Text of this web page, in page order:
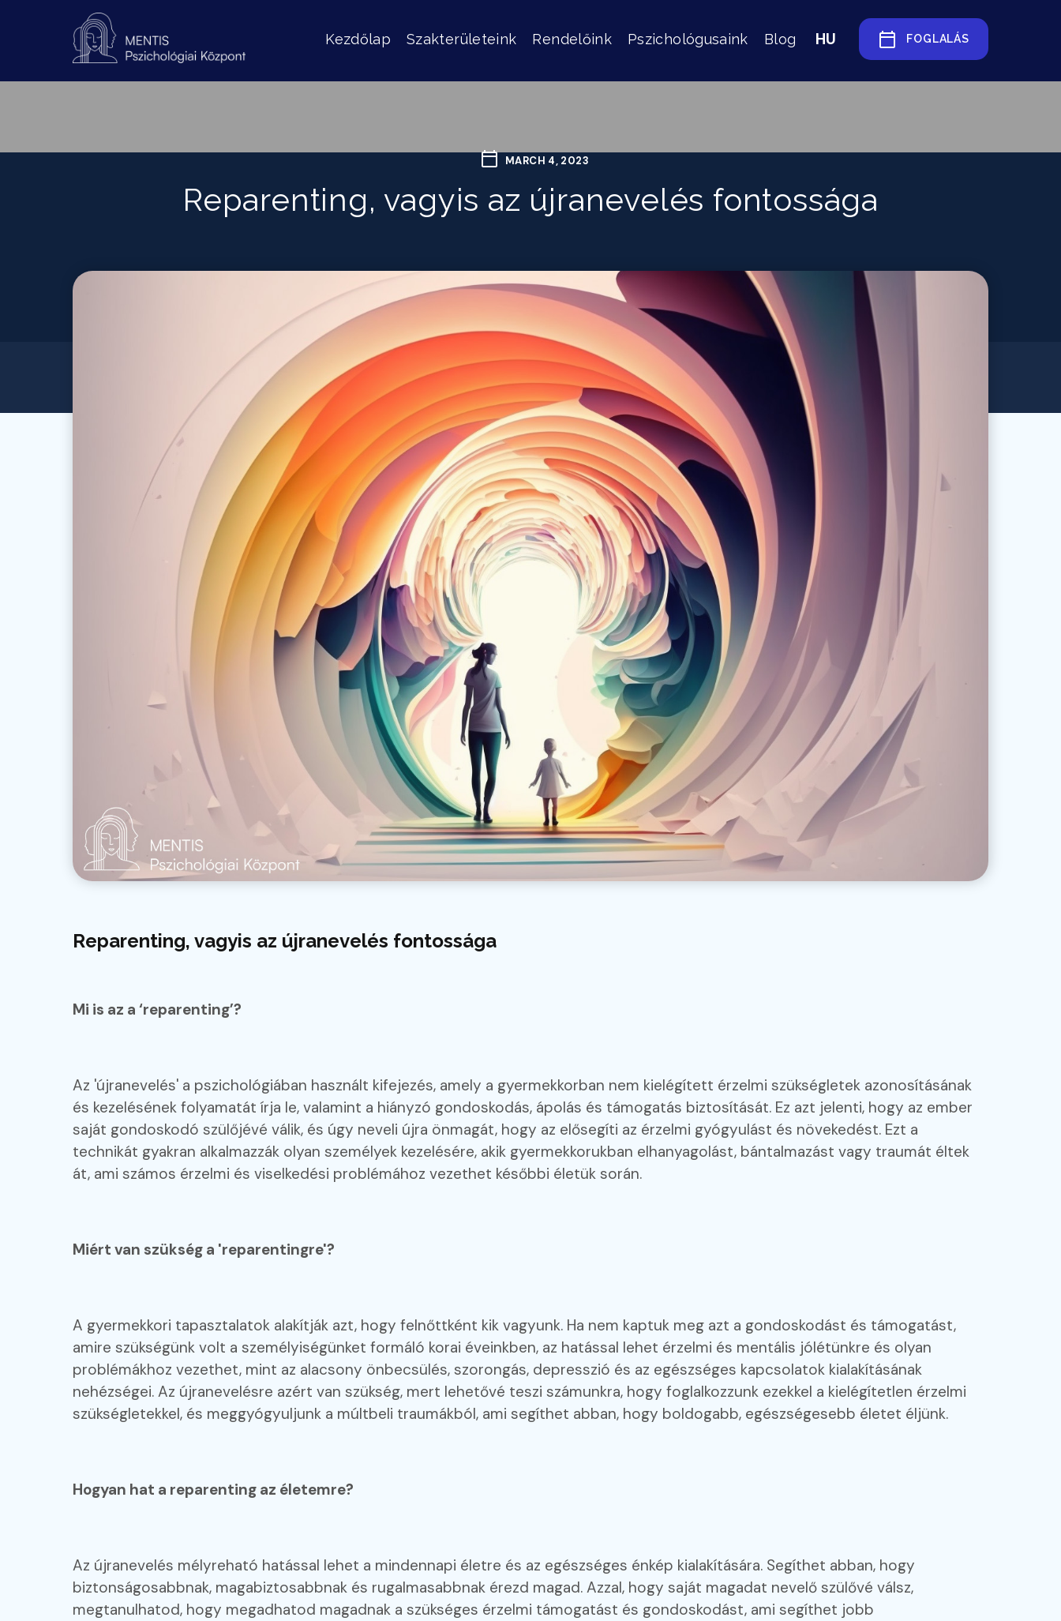
Kezdőlap Szakterületeink Rendelőink Pszichológusaink Blog HU FOGLALÁS
MARCH 4, 2023
Reparenting, vagyis az újranevelés fontossága
Reparenting, vagyis az újranevelés fontossága
Mi is az a ‘reparenting’?
Az 'újranevelés' a pszichológiában használt kifejezés, amely a gyermekkorban nem kielégített érzelmi szükségletek azonosításának
és kezelésének folyamatát írja le, valamint a hiányzó gondoskodás, ápolás és támogatás biztosítását. Ez azt jelenti, hogy az ember
saját gondoskodó szülőjévé válik, és úgy neveli újra önmagát, hogy az elősegíti az érzelmi gyógyulást és növekedést. Ezt a
technikát gyakran alkalmazzák olyan személyek kezelésére, akik gyermekkorukban elhanyagolást, bántalmazást vagy traumát éltek
át, ami számos érzelmi és viselkedési problémához vezethet későbbi életük során.
Miért van szükség a 'reparentingre'?
A gyermekkori tapasztalatok alakítják azt, hogy felnőttként kik vagyunk. Ha nem kaptuk meg azt a gondoskodást és támogatást,
amire szükségünk volt a személyiségünket formáló korai éveinkben, az hatással lehet érzelmi és mentális jólétünkre és olyan
problémákhoz vezethet, mint az alacsony önbecsülés, szorongás, depresszió és az egészséges kapcsolatok kialakításának
nehézségei. Az újranevelésre azért van szükség, mert lehetővé teszi számunkra, hogy foglalkozzunk ezekkel a kielégítetlen érzelmi
szükségletekkel, és meggyógyuljunk a múltbeli traumákból, ami segíthet abban, hogy boldogabb, egészségesebb életet éljünk.
Hogyan hat a reparenting az életemre?
Az újranevelés mélyreható hatással lehet a mindennapi életre és az egészséges énkép kialakítására. Segíthet abban, hogy
biztonságosabbnak, magabiztosabbnak és rugalmasabbnak érezd magad. Azzal, hogy saját magadat nevelő szülővé válsz,
megtanulhatod, hogy megadhatod magadnak a szükséges érzelmi támogatást és gondoskodást, ami segíthet jobb